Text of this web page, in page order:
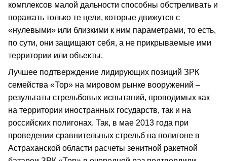
комплексов малой дальности способны обстреливать и
поражать только те цели, которые движутся с
«нулевыми» или близкими к ним параметрами, то есть,
по сути, они защищают себя, а не прикрываемые ими
территории или объекты.
Лучшее подтверждение лидирующих позиций ЗРК
семейства «Тор» на мировом рынке вооружений –
результаты стрельбовых испытаний, проводимых как
на территории иностранных государств, так и на
российских полигонах. Так, в мае 2013 года при
проведении сравнительных стрельб на полигоне в
Астраханской области расчеты зенитной ракетной